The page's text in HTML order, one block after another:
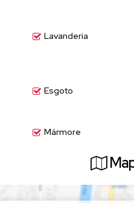
Lavanderia
Esgoto
Mármore